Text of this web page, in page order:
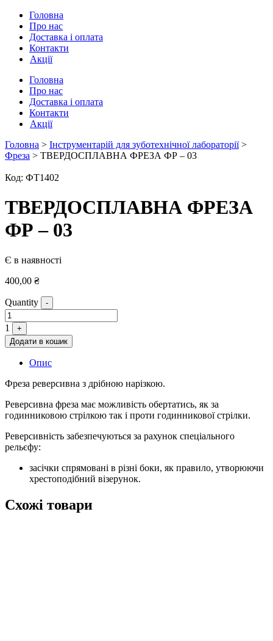
Головна
Про нас
Доставка і оплата
Контакти
Акції
Головна
Про нас
Доставка і оплата
Контакти
Акції
Головна > Інструментарій для зуботехнічної лабораторії>
Фреза > ТВЕРДОСПЛАВНА ФРЕЗА ФР – 03
Код: ФТ1402
ТВЕРДОСПЛАВНА ФРЕЗА
ФР – 03
Є в наявності
400,00 ₴
Quantity -
1
+
Додати в кошик
Опис
Фреза реверсивна з дрібною нарізкою.
Реверсивна фреза має можливість обертатись, як за
годинниковою стрілкою так і проти годинникової стрілки.
Реверсивність забезпечуються за рахунок спеціального
рельєфу:
засічки спрямовані в різні боки, як правило, утворюючи
хрестоподібний візерунок.
Схожі товари